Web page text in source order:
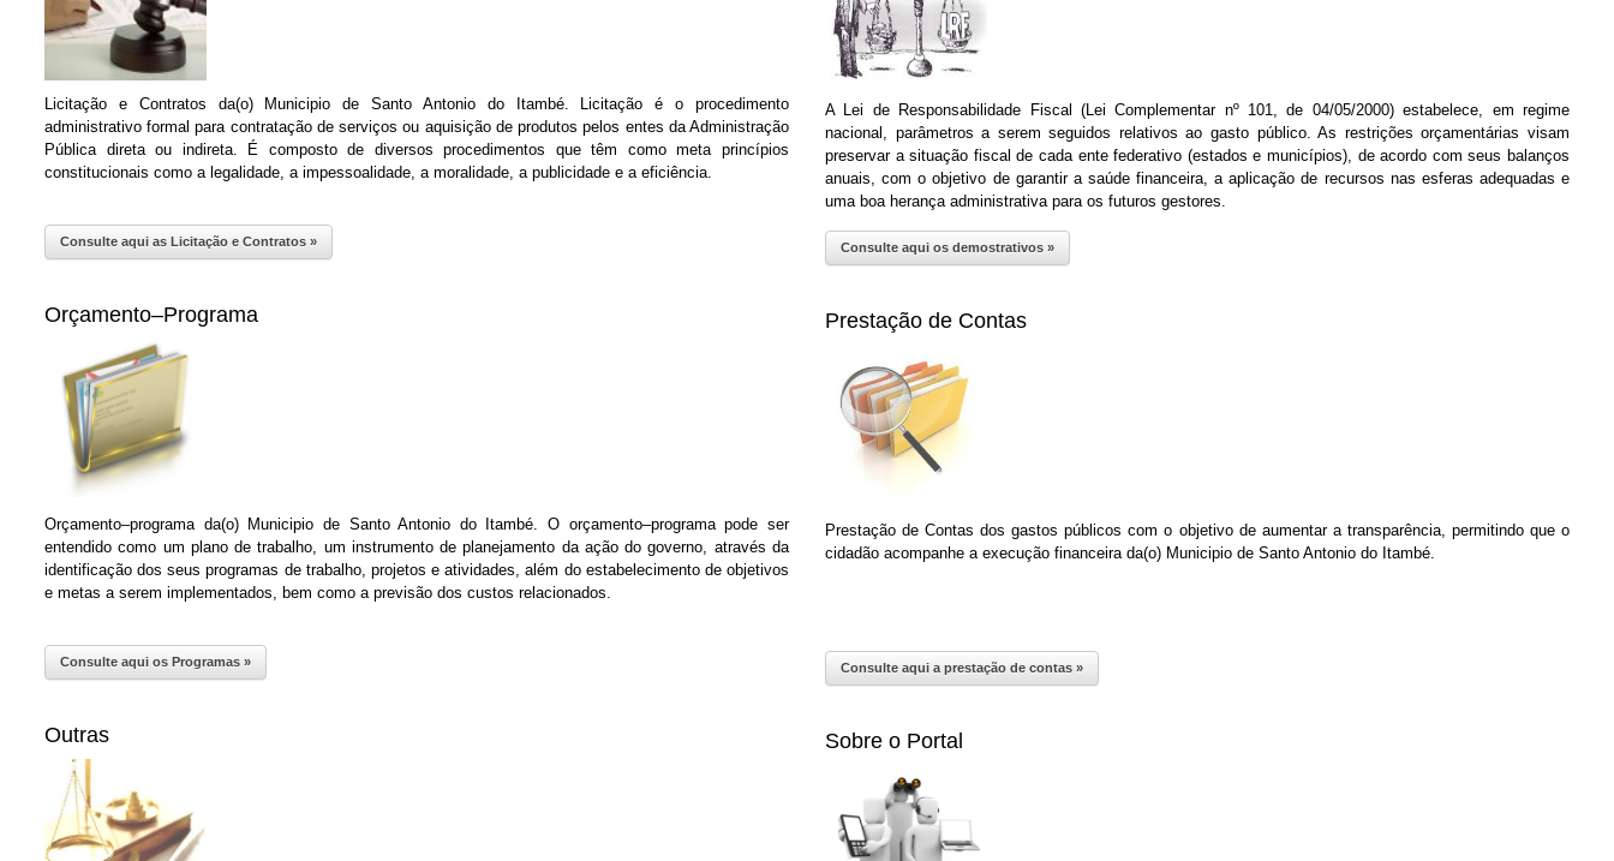
Licitação e Contratos da(o) Municipio de Santo Antonio do Itambé. Licitação é o procedimento
administrativo formal para contratação de serviços ou aquisição de produtos pelos entes da Administração
Pública direta ou indireta. É composto de diversos procedimentos que têm como meta princípios
constitucionais como a legalidade, a impessoalidade, a moralidade, a publicidade e a eficiência.
Consulte aqui as Licitação e Contratos »
Orçamento–Programa
Orçamento–programa da(o) Municipio de Santo Antonio do Itambé. O orçamento–programa pode ser
entendido como um plano de trabalho, um instrumento de planejamento da ação do governo, através da
identificação dos seus programas de trabalho, projetos e atividades, além do estabelecimento de objetivos
e metas a serem implementados, bem como a previsão dos custos relacionados.
Consulte aqui os Programas »
Outras
A Lei de Responsabilidade Fiscal (Lei Complementar nº 101, de 04/05/2000) estabelece, em regime
nacional, parâmetros a serem seguidos relativos ao gasto público. As restrições orçamentárias visam
preservar a situação fiscal de cada ente federativo (estados e municípios), de acordo com seus balanços
anuais, com o objetivo de garantir a saúde financeira, a aplicação de recursos nas esferas adequadas e
uma boa herança administrativa para os futuros gestores.
Consulte aqui os demostrativos »
Prestação de Contas
Prestação de Contas dos gastos públicos com o objetivo de aumentar a transparência, permitindo que o
cidadão acompanhe a execução financeira da(o) Municipio de Santo Antonio do Itambé.
Consulte aqui a prestação de contas »
Sobre o Portal